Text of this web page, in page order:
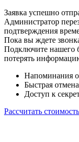
Заявка успешно
Администратор
подтверждения
Пока вы ждете
Подключите нашего
потерять
Напоминания
Быстрая
Доступ к
Рассчитать